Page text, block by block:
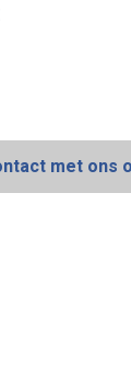
met ons